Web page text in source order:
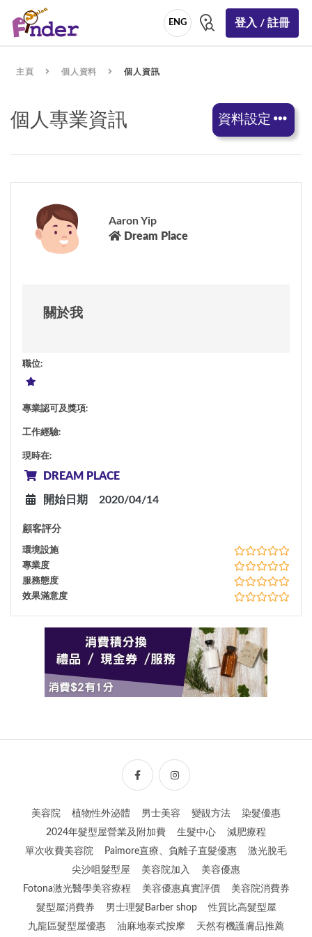
ENG 登入 / 註冊
主頁 個人資料 個人資訊
個人專業資訊 資料設定
Aaron Yip
Dream Place
關於我
職位:
專業認可及獎項:
工作經驗:
現時在:
DREAM PLACE
開始日期 2020/04/14
顧客評分
環境設施
專業度
服務態度
效果滿意度
美容院 植物性外泌體 男士美容 變靚方法
染髮優惠
2024年髮型屋營業及附加費
生髮中心
減肥療程
單次收費美容院
Paimore直療、負離子直髮優惠
激光脫毛
尖沙咀髮型屋
美容院加入
美容優惠
Fotona激光醫學美容療程
美容優惠真實評價
美容院消費券
髮型屋消費券
男士理髮Barber shop
性質比高髮型屋
九龍區髮型屋優惠
油麻地泰式按摩 天然有機護膚品推薦